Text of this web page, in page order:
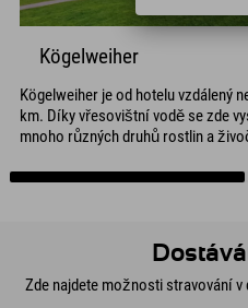
Kögelweiher
Kögelweiher je od hotelu vzdálený
km. Díky vřesovištní vodě se zde
mnoho různých druhů rostlin a
Zde najdete možnosti stravování